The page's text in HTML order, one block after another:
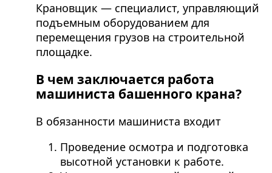
Крановщик — специалист, управляющий
подъемным оборудованием для
перемещения грузов на строительной
площадке.
В чем заключается работа
машиниста башенного крана?
В обязанности машиниста входит
Проведение осмотра и подготовка
высотной установки к работе.